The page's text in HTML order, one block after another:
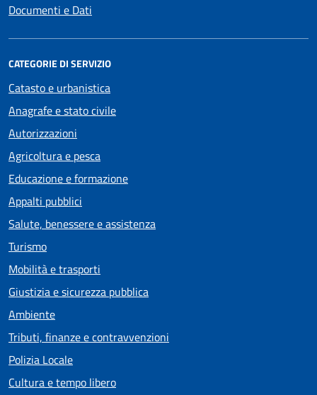
Documenti e Dati
CATEGORIE DI SERVIZIO
Catasto e urbanistica
Anagrafe e stato civile
Autorizzazioni
Agricoltura e pesca
Educazione e formazione
Appalti pubblici
Salute, benessere e assistenza
Turismo
Mobilità e trasporti
Giustizia e sicurezza pubblica
Ambiente
Tributi, finanze e contravvenzioni
Polizia Locale
Cultura e tempo libero